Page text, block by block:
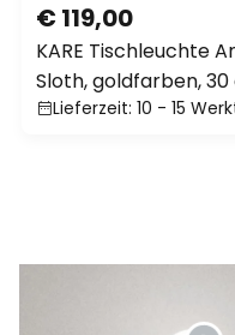
€ 119,00
KARE Tischleuchte
Sloth, goldfarben, 30
E27Lieferzeit: 10 - 15